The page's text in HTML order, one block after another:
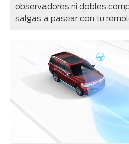
observadores ni dobles
salgas a pasear con tu